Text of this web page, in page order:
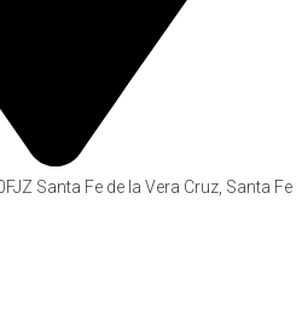
Santa Fe de la Vera Cruz, Santa Fe